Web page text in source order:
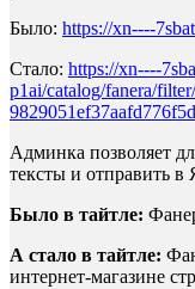
Было: https://xn----
Стало: https://xn----
p1ai/catalog/fanera/
Админка позволяет
тексты и отправить в
Было в тайтле:
А стало в тайтле:
интернет-магазине